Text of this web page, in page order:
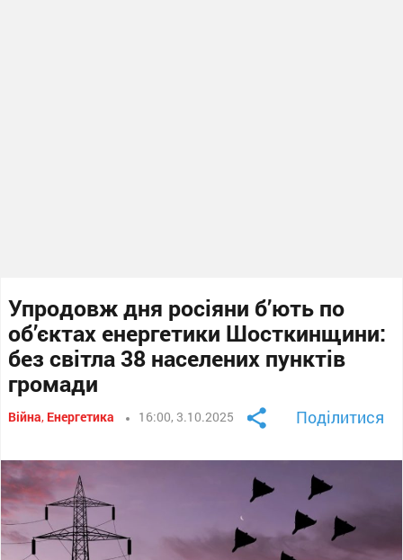
Упродовж дня росіяни б’ють по
об’єктах енергетики Шосткинщини:
без світла 38 населених пунктів
громади
Війна, Енергетика 16:00, 3.10.2025 Поділитися